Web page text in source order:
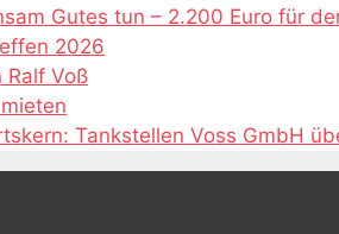
Gutes tun – 2.200 Euro für
2026
Ralf Voß
Tankstellen Voss GmbH